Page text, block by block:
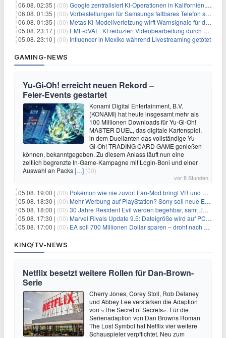
06.08. 02:35 | (00) Google zentralisiert KI-Operationen in Kalifornien, um Rivale Anthropic und OpenAI zu überholen
06.08. 01:35 | (00) Vorbestellungen für Samsungs faltbares Telefon steigen um 30 % in einem wettbewerbsintensiven Markt
06.08. 01:35 | (00) Metas KI-Modellverletzung wirft Warnsignale für die Technologieaufsicht auf
05.08. 23:17 | (00) EMF-dVAE: KI reduziert Videobearbeitung durch audio-gesteuerte Bildauswahl um 65%
05.08. 23:10 | (00) Influencer in Mexiko während Livestreaming getötet
GAMING-NEWS
Yu‑Gi‑Oh! erreicht neuen Rekord –
Feier‑Events gestartet
Konami Digital Entertainment, B.V.
(KONAMI) hat heute insgesamt mehr als
100 Millionen Downloads für Yu-Gi-Oh!
MASTER DUEL, das digitale Kartenspiel,
in dem Duellanten das vollständige Yu-
Gi-Oh! TRADING CARD GAME genießen
können, bekanntgegeben. Zu diesem Anlass läuft nun eine
zeitlich begrenzte In-Game-Kampagne mit Login-Boni und einer
Auswahl an Packs[…] (00)
vor 8 Stunden
05.08. 19:00 | (00) Pokémon wie nie zuvor: Fan-Mod bringt VR und Ego-Perspektive nach Kanto
05.08. 18:30 | (00) Mehr Werbung auf PlayStation? Sony soll neue Einnahmequellen prüfen
05.08. 18:00 | (00) 30 Jahre Resident Evil werden begehbar, samt „lebensgroßem Leon“
05.08. 17:30 | (00) Marvel Rivals Update 9.5: Dateigröße wird auf PC und Konsolen deutlich reduziert
05.08. 17:00 | (00) EA soll 700 Millionen Dollar sparen – droht nach der Übernahme die nächste Entlassungswelle?
KINO/TV-NEWS
Netflix besetzt weitere Rollen für Dan-Brown-
Serie
Cherry Jones, Corey Stoll, Rob Delaney
und Abbey Lee verstärken die Adaption
von «The Secret of Secrets». Für die
Serienadaption von Dan Browns Roman
The Lost Symbol hat Netflix vier weitere
Schauspieler verpflichtet. Neu zum